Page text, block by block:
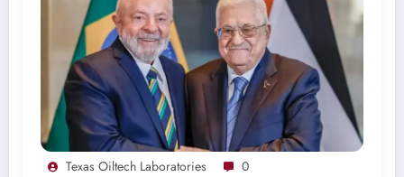
Texas Oiltech Laboratories 0